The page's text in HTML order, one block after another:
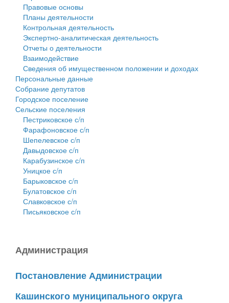
Городское поселение
Сельские поселения
Правовые основы
Планы деятельности
Контрольная деятельность
Экспертно-аналитическая деятельность
Отчеты о деятельности
Взаимодействие
Сведения об имущественном положении и доходах
Персональные данные
Собрание депутатов
Городское поселение
Сельские поселения
Пестриковское с/п
Фарафоновское с/п
Шепелевское с/п
Давыдовское с/п
Карабузинское с/п
Уницкое с/п
Барыковское с/п
Булатовское с/п
Славковское с/п
Письяковское с/п
Администрация
Постановление Администрации
Кашинского муниципального округа